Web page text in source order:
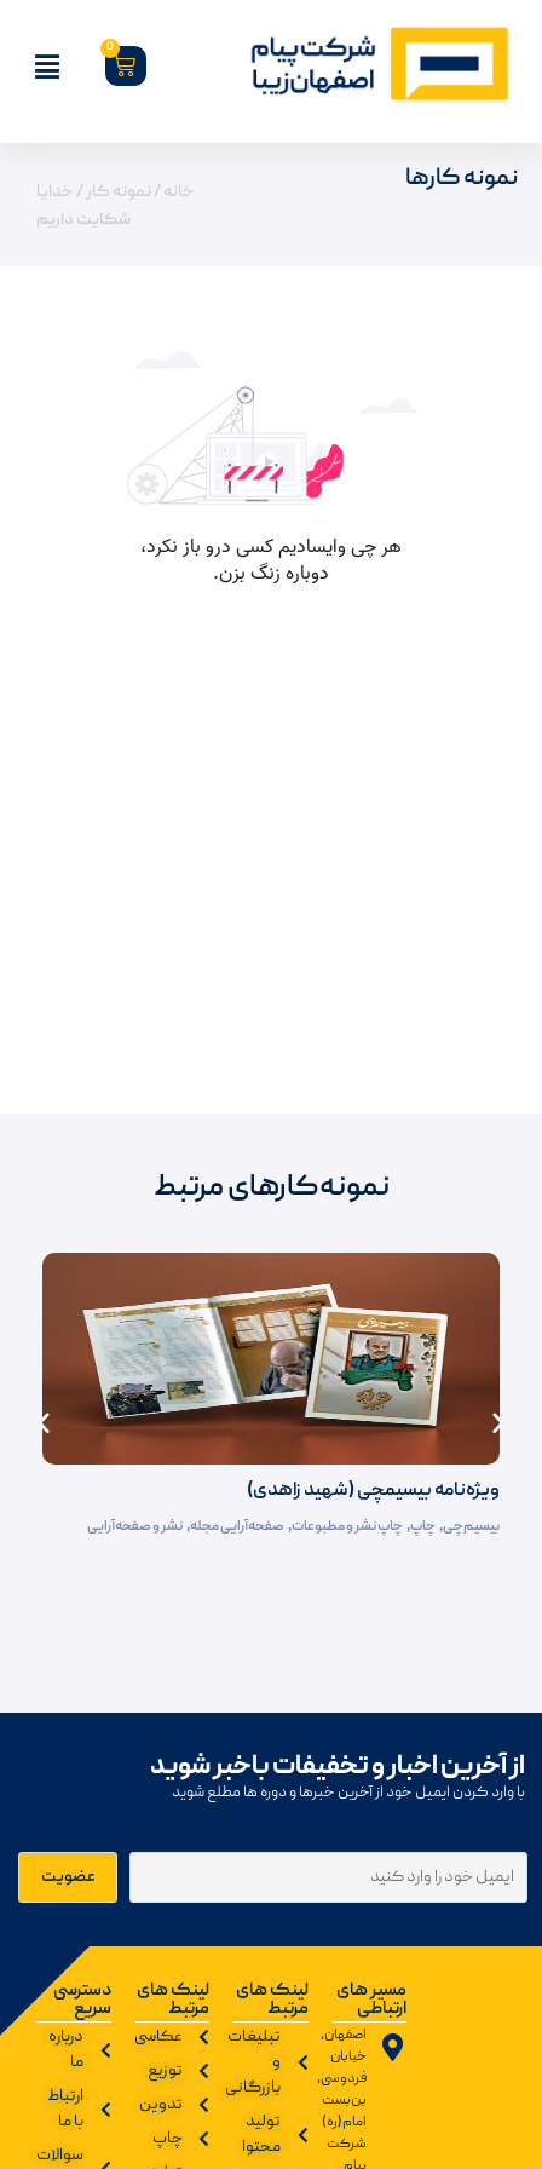
0
نمونه کارها خانه / نمونه کار/ خدایا
شکایت داریم
نمونه‌کارهای مرتبط
ویژه‌نامه بیسیمچی (شهید زاهدی)
بیسیم‌چی, چاپ, چاپ نشر و مطبوعات, صفحه‌آرایی مجله, نشر و صفحه‌آرایی
از آخرین اخبار و تخفیفات باخبر شوید
با وارد کردن ایمیل خود از آخرین خبرها و دوره ها مطلع شوید
مسیر های
ارتباطی
اصفهان،
خیابان
فردوسی،
بن‌بست
امام(ره)
شرکت
لینک های
مرتبط
تبلیغات
و
بازرگانی
تولید
محتوا
لینک های
مرتبط
عکاسی
توزیع
تدوین
چاپ
دسترسی
سریع
درباره
ما
ارتباط
با ما
سوالات